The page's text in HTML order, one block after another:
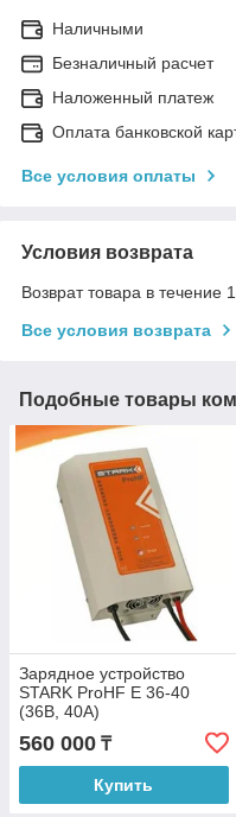
Наличными
Безналичный расчет
Наложенный платеж
Оплата банковской
Все условия оплаты
Условия возврата
Возврат товара в течение
Все условия возврата
Подобные товары
Зарядное устройство
STARK ProHF E 36-40
(36В, 40А)
560 000 ₸
Купить